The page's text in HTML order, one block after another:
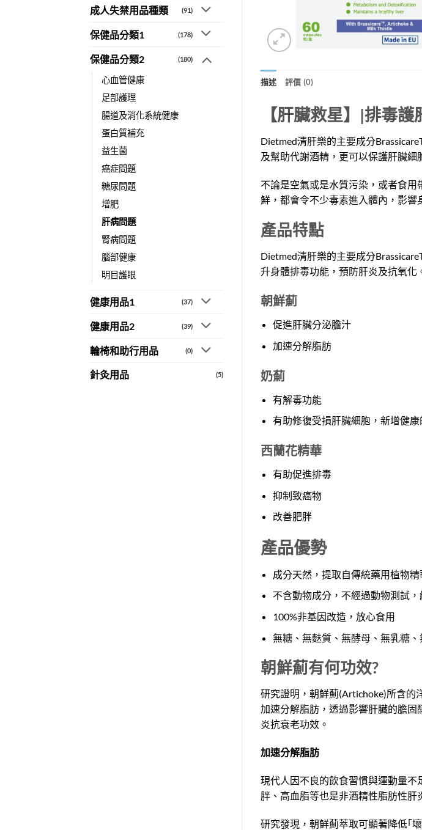
成人失禁用品種類 (91)
保健品分類1 (178)
保健品分類2 (180)
心血管健康
足部護理
腸道及消化系統健康
蛋白質補充
益生菌
癌症問題
糖尿問題
增肥
肝病問題
腎病問題
腦部健康
明目護眼
健康用品1 (37)
健康用品2 (39)
輪椅和助行用品 (0)
針灸用品 (5)
描述 評價 (0)
【肝臟救星】|排毒
Dietmed清肝樂的主要成分
及幫助代謝酒精，更可以保護肝臟細
不論是空氣或是水質污染，或者食
鮮，都會令不少毒素進入體內，影響
產品特點
Dietmed清肝樂的主要成分
升身體排毒功能，預防肝炎及抗氧化
朝鮮薊
促進肝臟分泌膽汁
加速分解脂肪
奶薊
有解毒功能
有助修復受損肝臟細胞，新增健
西蘭花精華
有助促進排毒
抑制致癌物
改善肥胖
產品優勢
成分天然，提取自傳統藥用植物精
不含動物成分，不經過動物測試，
100%非基因改造，放心食用
無糖、無麩質、無酵母、無乳糖
朝鮮薊有何功效?
研究證明，朝鮮薊(Artichoke)所含的
加速分解脂肪，透過影響肝臟的膽
炎抗衰老功效。
加速分解脂肪
現代人因不良的飲食習慣與運動量
胖、高血脂等也是非酒精性脂肪性肝
研究發現，朝鮮薊萃取可顯著降低｢